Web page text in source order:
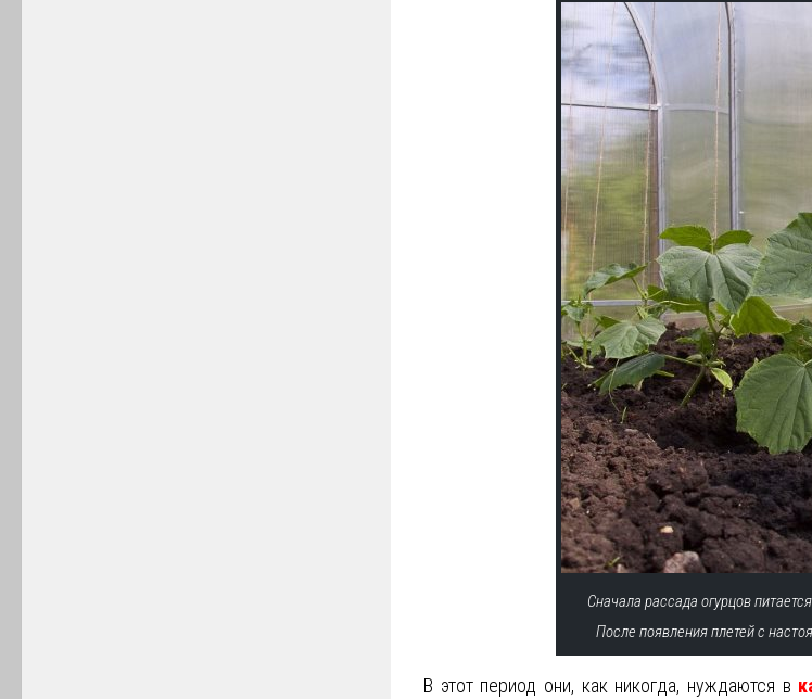
Сначала рассада огурцов
После появления плетей с
В этот период они, как никогда, нуждаются в